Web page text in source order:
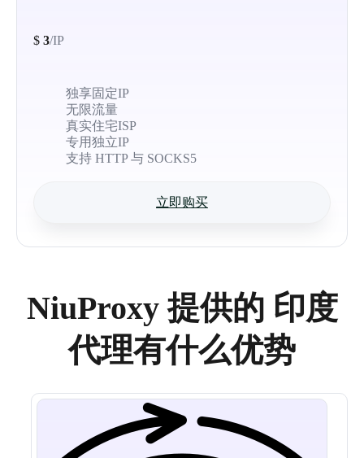
$ 3/IP
独享固定IP
无限流量
真实住宅ISP
专用独立IP
支持 HTTP 与 SOCKS5
立即购买
NiuProxy 提供的 印度
代理有什么优势